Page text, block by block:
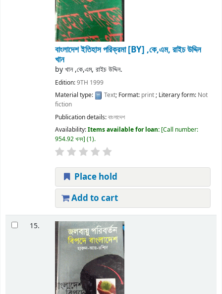
বাংলাদেশ ইতিহাস পরিক্রমা[BY] ,কে,এম, রাইচ উদ্দিন
খান
byখান ,কে,এম, রাইচ উদ্দিন.
Edition:9TH 1999
Material type:
Text; Format: print; Literary form: Not
fiction
Publication details:বাংলাদেশ
Availability:Items available for loan: Call number:
954.92 খনব (1).
Place hold
Add to cart
15.